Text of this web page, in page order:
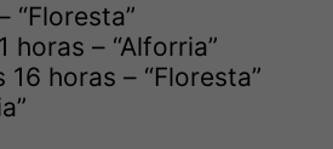
“Floresta”
horas – “Alforria”
horas – “Floresta”